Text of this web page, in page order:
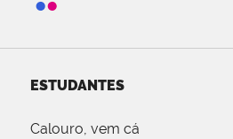
ESTUDANTES
Calouro, vem cá